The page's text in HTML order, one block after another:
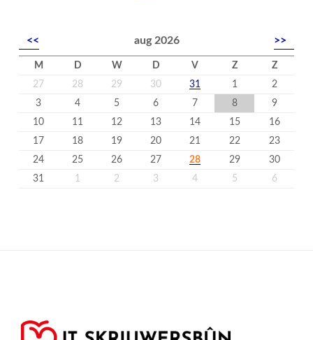
<< aug 2026 >>
M D W D V Z
Z
27
28 29 30 31 1
2
3
4 5 6 7 8
9
10
11 12 13 14 15
16
17
18 19 20 21 22
23
24
25 26 27 28 29
30
31
1 2 3 4 5 6